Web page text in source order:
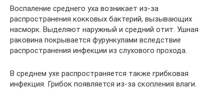
Воспаление среднего уха возникает из-за
распространения кокковых бактерий, вызывающих
насморк. Выделяют наружный и средний отит. Ушная
раковина покрывается фурункулами вследствие
распространения инфекции из слухового прохода.
В среднем ухе распространяется также грибковая
инфекция. Грибок появляется из-за скопления влаги.